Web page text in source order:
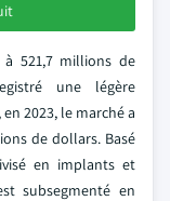
521,7 millions de
une légère
2023, le marché a
de dollars. Basé
en implants et
subsegmenté en